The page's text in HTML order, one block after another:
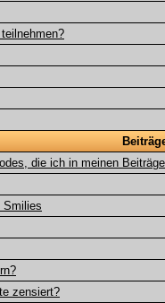
die ich in meinen
Smilies
zensiert?